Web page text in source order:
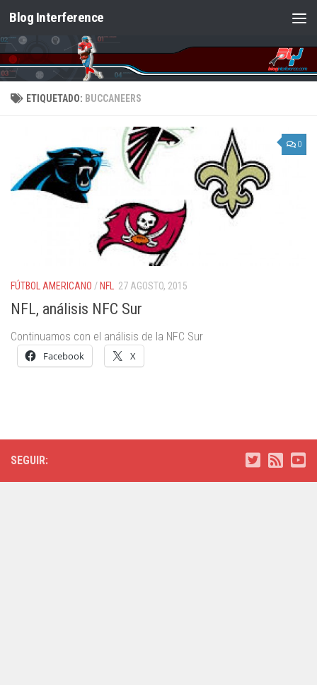
Saltar al contenido
Blog Interference
ETIQUETADO: BUCCANEERS
0
FÚTBOL AMERICANO / NFL 27 AGOSTO, 2015
NFL, análisis NFC Sur
Continuamos con el análisis de la NFC Sur
Facebook X
SEGUIR: